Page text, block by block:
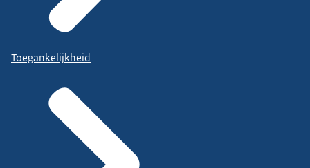
Toegankelijkheid